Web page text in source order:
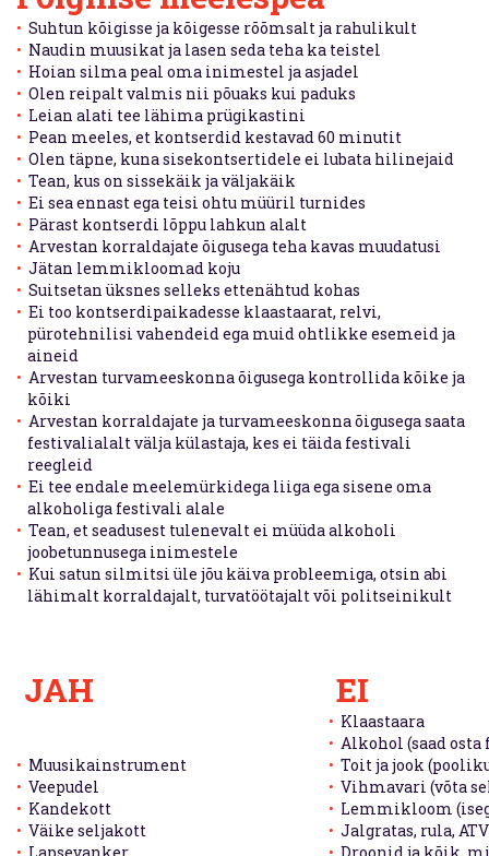
Festival
Teema "Sajaga!"
Festivali sünnilugu
Vabatahtlikule
Toitlustajatele
Tegijad
Partnerid
Eesti ETNO
Eelmised festivalid
Start-up-bändide konkurss
Suhtun kõigisse ja kõigesse rõõmsalt ja rahulikult
Naudin muusikat ja lasen seda teha ka teistel
Hoian silma peal oma inimestel ja asjadel
Olen reipalt valmis nii põuaks kui paduks
Leian alati tee lähima prügikastini
Pean meeles, et kontserdid kestavad 60 minutit
Olen täpne, kuna sisekontsertidele ei lubata hilinejaid
Tean, kus on sissekäik ja väljakäik
Ei sea ennast ega teisi ohtu müüril turnides
Pärast kontserdi lõppu lahkun alalt
Arvestan korraldajate õigusega teha kavas muudatusi
Jätan lemmikloomad koju
Suitsetan üksnes selleks ettenähtud kohas
Ei too kontserdipaikadesse klaastaarat, relvi,
pürotehnilisi vahendeid ega muid ohtlikke esemeid ja
aineid
Arvestan turvameeskonna õigusega kontrollida kõike ja
kõiki
Arvestan korraldajate ja turvameeskonna õigusega saata
festivalialalt välja külastaja, kes ei täida festivali
reegleid
Ei tee endale meelemürkidega liiga ega sisene oma
alkoholiga festivali alale
Tean, et seadusest tulenevalt ei müüda alkoholi
joobetunnusega inimestele
Kui satun silmitsi üle jõu käiva probleemiga, otsin abi
lähimalt korraldajalt, turvatöötajalt või politseinikult
JAH EI
Muusikainstrument
Veepudel
Kandekott
Väike seljakott
Klaastaara
Alkohol (saad
Toit ja jook
Vihmavari (võta
Lemmikloom
Jalgratas, rula,